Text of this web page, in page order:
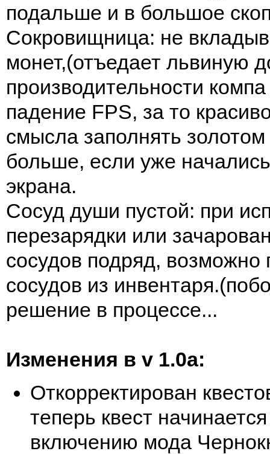
подальше и в большое
Сокровищница: не
монет,(отъедает львиную
производительности
падение FPS, за то
смысла заполнять
больше, если уже
экрана.
Сосуд души пустой: при
перезарядки или
сосудов подряд, возможно
сосудов из
решение в процессе...
Изменения в v 1.0a:
Откорректирован
теперь квест
включению мода